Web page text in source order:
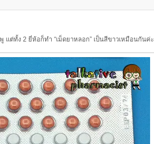
ทั้ง 2 ยี่ห้อก็ทำ “เม็ดยาหลอก” เป็นสีขาวเหมือนกันค่ะ